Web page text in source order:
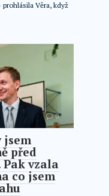
Věra, když
0
jsem
před
vzala
co jsem